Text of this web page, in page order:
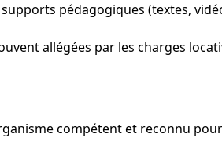
pédagogiques (textes,
allégées par les charges
compétent et reconnu